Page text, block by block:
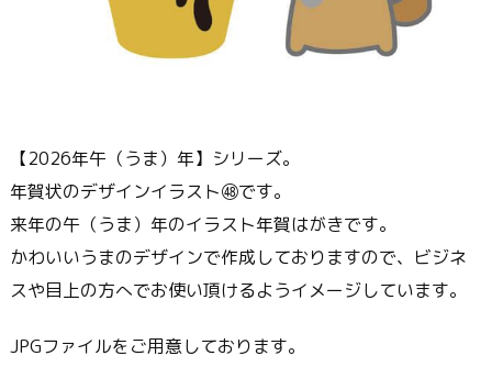
【2026年午（うま）年】シリーズ。
年賀状のデザインイラスト㊽です。
来年の午（うま）年のイラスト年賀はがきです。
かわいいうまのデザインで作成しておりますので、ビジネ
スや目上の方へでお使い頂けるようイメージしています。
JPGファイルをご用意しております。